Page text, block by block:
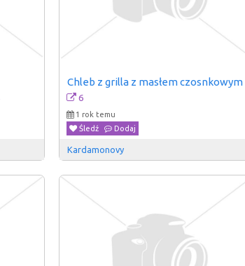
Chleb z grilla z masłem czosnkowym
6
1 rok temu
Śledź
Dodaj
Kardamonovy